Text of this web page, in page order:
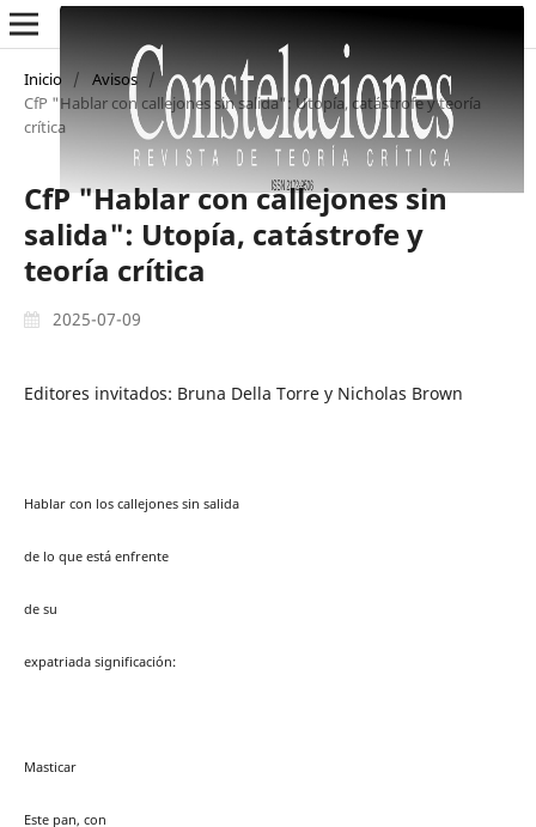
Inicio / Avisos /
CfP "Hablar con callejones sin salida": Utopía, catástrofe y teoría
crítica
CfP "Hablar con callejones sin
salida": Utopía, catástrofe y
teoría crítica
2025-07-09
Editores invitados: Bruna Della Torre y Nicholas Brown
Hablar con los callejones sin salida
de lo que está enfrente
de su
expatriada significación:
Masticar
Este pan, con